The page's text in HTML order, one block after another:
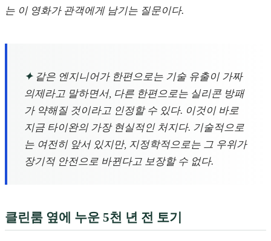
는 이 영화가 관객에게 남기는 질문이다.
✦같은 엔지니어가 한편으로는 기술 유출이 가짜
의제라고 말하면서, 다른 한편으로는 실리콘 방패
가 약해질 것이라고 인정할 수 있다. 이것이 바로
지금 타이완의 가장 현실적인 처지다. 기술적으로
는 여전히 앞서 있지만, 지정학적으로는 그 우위가
장기적 안전으로 바뀐다고 보장할 수 없다.
클린룸 옆에 누운 5천 년 전 토기